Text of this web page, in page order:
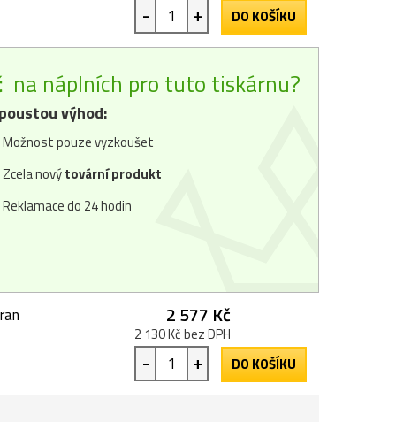
- + DO KOŠÍKU
na náplních pro tuto tiskárnu?
výhod:
Možnost pouze vyzkoušet
Zcela novýtovární produkt
Reklamace do 24 hodin
2 577 Kč
2 130 Kč bez DPH
- + DO KOŠÍKU